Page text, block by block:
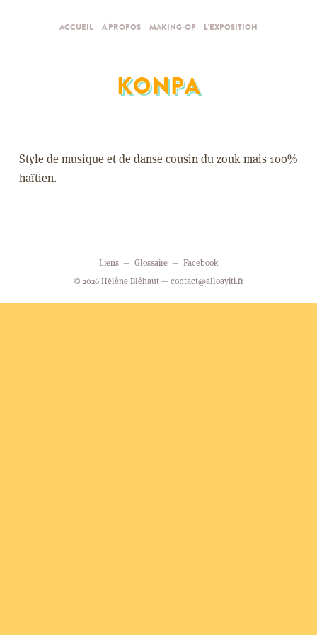
ACCUEIL À PROPOS MAKING-OF L'EXPOSITION
KONPA
Style de musique et de danse cousin du zouk mais 100%
haïtien.
Liens Glossaire
Facebook
© 2026 Hélène Bléhaut — contact@alloayiti.fr